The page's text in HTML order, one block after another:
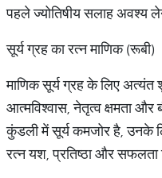
पहले ज्योतिषीय सलाह अवश्य
सूर्य ग्रह का रत्न माणिक (रूबी)
माणिक सूर्य ग्रह के लिए अत्यंत
आत्मविश्वास, नेतृत्व क्षमता और
कुंडली में सूर्य कमजोर है, उनके
रत्न यश, प्रतिष्ठा और सफलता